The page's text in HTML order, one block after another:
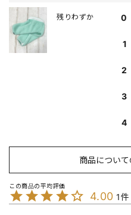
0
残りわずか
1
2
3
4
商品につい
4.00 1